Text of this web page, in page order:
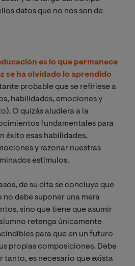
datos que no nos son de
es lo que permanece
se ha olvidado lo aprendido
probable que se refiriese a
habilidades, emociones y
O quizás aludiera a la
fundamentales para
éxito esas habilidades,
y razonar nuestras
estímulos.
de su cita se concluye que
debe suponer una mera
sino que tiene que asumir
retenga únicamente
para que en un futuro
propias composiciones. Debe
tanto, es necesario que exista